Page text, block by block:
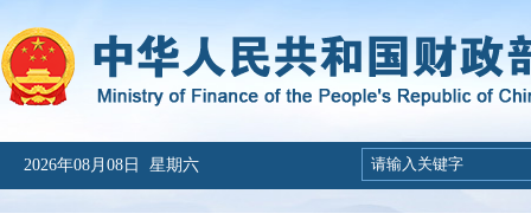
2026年08月08日 星期六